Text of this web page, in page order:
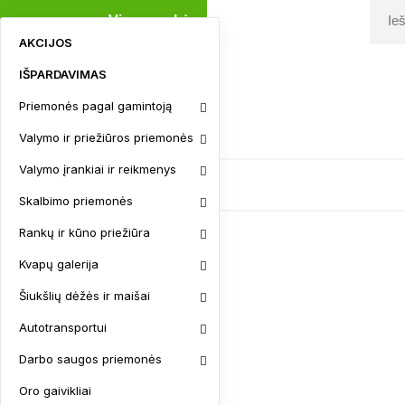
Visos prekės
AKCIJOS
IŠPARDAVIMAS
Priemonės pagal gamintoją
Valymo ir priežiūros priemonės
Valymo įrankiai ir reikmenys
Skalbimo priemonės
Rankų ir kūno priežiūra
Kvapų galerija
Šiukšlių dėžės ir maišai
Autotransportui
Darbo saugos priemonės
Oro gaivikliai
Kontaktai
Priemonės pagal gamintoją
Aksoft linija
Astonish linija